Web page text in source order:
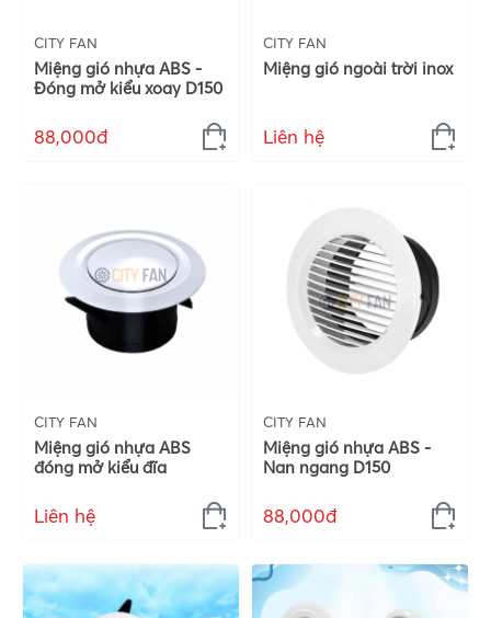
CITY FAN
Miệng gió nhựa ABS -
Đóng mở kiểu xoay D150
88,000đ
CITY FAN
Miệng gió ngoài trời inox
Liên hệ
CITY FAN
Miệng gió nhựa ABS
đóng mở kiểu đĩa
Liên hệ
CITY FAN
Miệng gió nhựa ABS -
Nan ngang D150
88,000đ